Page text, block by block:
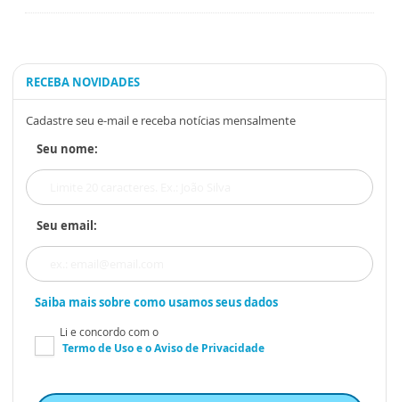
RECEBA NOVIDADES
Cadastre seu e-mail e receba notícias mensalmente
Seu nome:
Seu email:
Saiba mais sobre como usamos seus dados
Li e concordo com o
Termo de Usoe oAviso de Privacidade